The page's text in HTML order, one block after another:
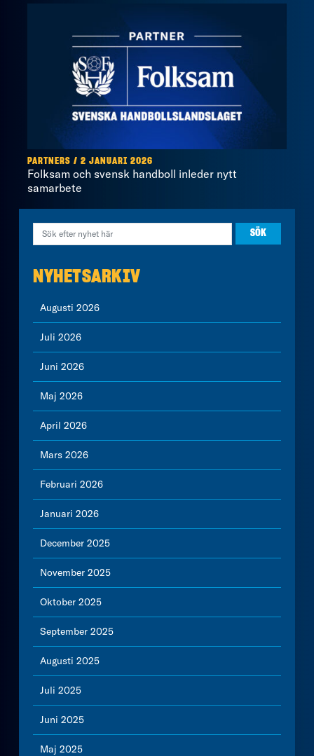
PARTNERS / 2 JANUARI 2026
Folksam och svensk handboll inleder nytt
samarbete
NYHETSARKIV
Augusti 2026
Juli 2026
Juni 2026
Maj 2026
April 2026
Mars 2026
Februari 2026
Januari 2026
December 2025
November 2025
Oktober 2025
September 2025
Augusti 2025
Juli 2025
Juni 2025
Maj 2025